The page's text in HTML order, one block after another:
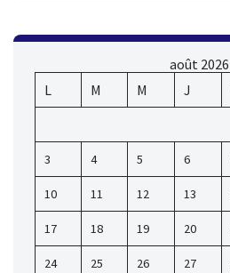
août 2026
L
M M J
3 4 5 6
10 11 12 13
17 18 19 20
24 25 26 27